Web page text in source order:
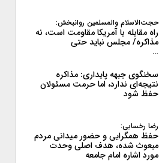
حجت‌الاسلام والمسلمین روانبخش:
راه مقابله با آمریکا مقاومت است، نه
مذاکره/ مجلس نباید حتی
…
سخنگوی جبهه پایداری: مذاکره
نتیجه‌ای ندارد، اما حرمت مسئولان
حفظ شود
رضا رخسایی:
حفظ همگرایی و حضور میدانی مردم
مبعوث شده، هدف اصلی وحدت
مورد اشاره امام جامعه